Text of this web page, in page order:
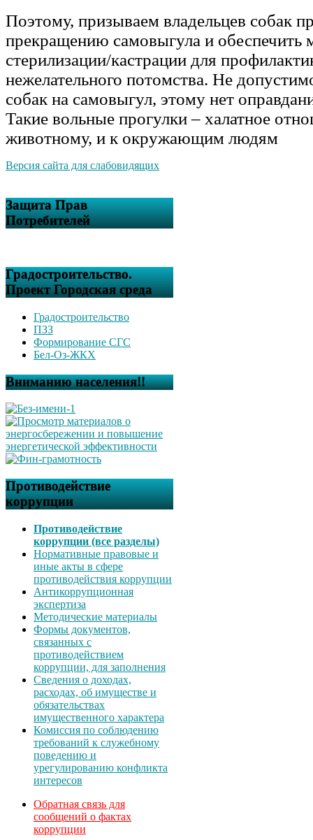
Поэтому, призываем владельцев собак
прекращению самовыгула и обеспечить
стерилизации/кастрации для
нежелательного потомства. Не
собак на самовыгул, этому нет
Такие вольные прогулки – халатное
животному, и к окружающим людям
Версия сайта для слабовидящих
Защита Прав
Потребителей
Градостроительство.
Проект Городская среда
Градостроительство
ПЗЗ
Формирование СГС
Бел-Оз-ЖКХ
Вниманию населения!!
Противодействие
коррупции
Противодействие
коррупции (все разделы)
Нормативные правовые и
иные акты в сфере
противодействия коррупции
Антикоррупционная
экспертиза
Методические материалы
Формы документов,
связанных с
противодействием
коррупции, для заполнения
Сведения о доходах,
расходах, об имуществе и
обязательствах
имущественного характера
Комиссия по соблюдению
требований к служебному
поведению и
урегулированию конфликта
интересов
Обратная связь для
сообщений о фактах
коррупции